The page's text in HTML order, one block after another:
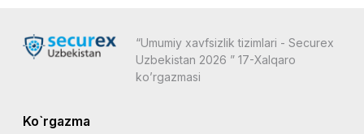
“Umumiy xavfsizlik tizimlari - Securex
Uzbekistan 2026 ” 17-Xalqaro
ko’rgazmasi
Ko`rgazma